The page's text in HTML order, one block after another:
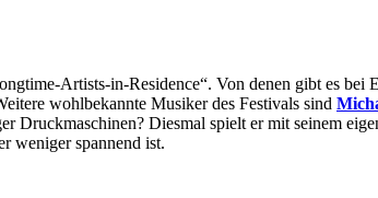
Artists-in-Residence“. Von denen gibt es bei
wohlbekannte Musiker des Festivals sind
Druckmaschinen? Diesmal spielt er mit seinem
weniger spannend ist.